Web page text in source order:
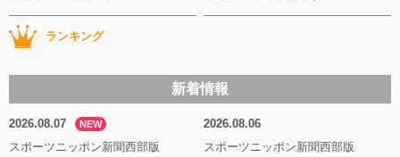
ランキング
新着情報
2026.08.07 NEW
スポーツニッポン新聞西部版
2026.08.06
スポーツニッポン新聞西部版